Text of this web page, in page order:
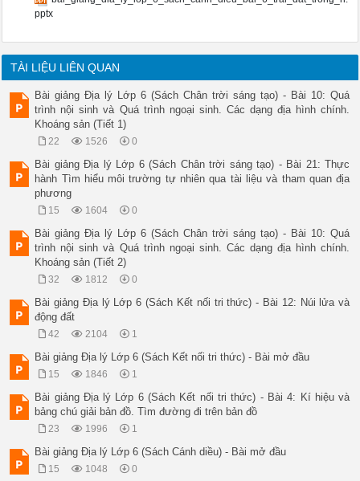
Ông cho rằng Trái Đất có hình cầu và nằm ở tâm vũ trụ.
Những cuộc phát kiến địa lý của nhà hàng hải Cô-lôm-bô đã
Nhà thiên văn học Niu-tơn
N iu-tơn trông thấy quả táo rụng từ trên cây xuống liền
Khi quan sát chiếc thuyền buồm từ xa đi vào bờ, ta có thể
Bóng Trái Đất che Mặt Trăng vào đêm Nguyệt thực từ trái
Kết luận: Trái Đất có dạng hình cầu
CỰC BẮC
CỰC NAM
Xích đạo
6370 km
Bán kính
B. Kích thước Trái Đất
Bán kính đường Xích đạo của Trái Đất:
6370 km
Đường kính đường Xích đạo của Trái Đất:
40.076 km
Diện tích bề mặt của Trái Đất:
510.100.000 km 2
- Trái Đất có hình cầu.
- Trái Đất có bán kính Xích đạo là 6 378 km, diện tích bề
Nhờ xác định được kích thước và hình dạng của Trái Đất
2 . Hình dạng và kích thước của Trái Đất
LUYỆN TẬP
Câu 1: Trong hệ Mặt Trời, hành tinh nào sau đây xa Mặt
A. Kim tinh.
B. Thiên Vương tinh.
C. Thủy tinh.
D. Hải Vương tinh.
Câu 2: Trong hệ Mặt Trời, hành tinh nào sau đây gần Mặt
A. Mộc tinh.
B. Kim tinh.
pptx
TÀI LIỆU LIÊN QUAN
Bài giảng Địa lý Lớp 6 (Sách Chân trời sáng tạo) - Bài 10: Quá
trình nội sinh và Quá trình ngoại sinh. Các dạng địa hình chính.
Khoáng sản (Tiết 1)
22 1526 0
Bài giảng Địa lý Lớp 6 (Sách Chân trời sáng tạo) - Bài 21: Thực
hành Tìm hiểu môi trường tự nhiên qua tài liệu và tham quan địa
phương
15 1604 0
Bài giảng Địa lý Lớp 6 (Sách Chân trời sáng tạo) - Bài 10: Quá
trình nội sinh và Quá trình ngoại sinh. Các dạng địa hình chính.
Khoáng sản (Tiết 2)
32 1812 0
Bài giảng Địa lý Lớp 6 (Sách Kết nối tri thức) - Bài 12: Núi lửa và
động đất
42 2104 1
Bài giảng Địa lý Lớp 6 (Sách Kết nối tri thức) - Bài mở đầu
15 1846 1
Bài giảng Địa lý Lớp 6 (Sách Kết nối tri thức) - Bài 4: Kí hiệu và
bảng chú giải bản đồ. Tìm đường đi trên bản đồ
23 1996 1
Bài giảng Địa lý Lớp 6 (Sách Cánh diều) - Bài mở đầu
15 1048 0